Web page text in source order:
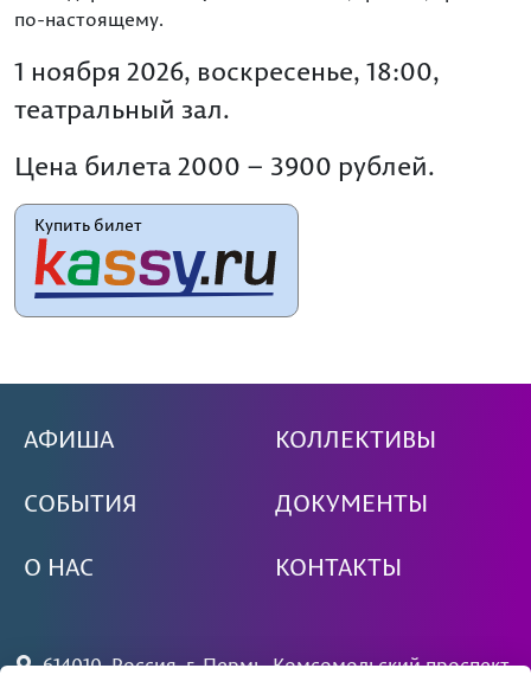
по-настоящему.
1 ноября 2026, воскресенье, 18:00,
театральный зал.
Цена билета 2000 – 3900 рублей.
Купить билет
АФИША
СОБЫТИЯ
О НАС
КОЛЛЕКТИВЫ
ДОКУМЕНТЫ
КОНТАКТЫ
614010, Россия, г. Пермь, Комсомольский проспект,